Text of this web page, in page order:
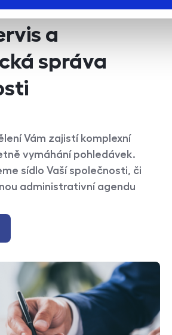
a
správa
Vám zajistí komplexní
vymáhání pohledávek.
sídlo Vaší společnosti, či
administrativní agendu